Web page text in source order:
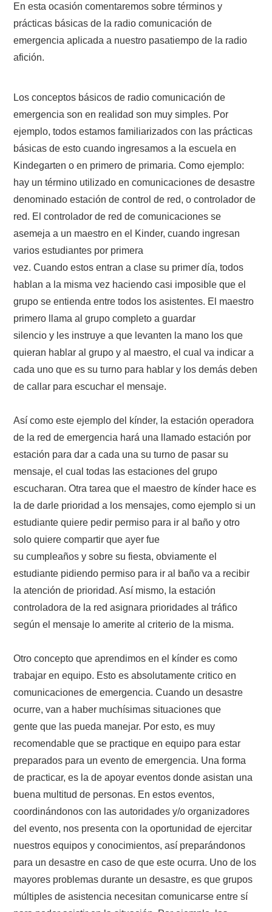
CONTACTO
HISTORIA DE LA RADIO
LA PULGA MERCANTE
LITERATURA DE LA RADIO
MIEMBROS ORIGINALES
MODOS DIGITALES
MORSE CW APRENDE Y MAS
PATROCINADORES
PLAN DE BANDAS DE
RADIOAFICIONADOS EN MEXICO
SALÓN DE LA FAMA DEL CRECJ
SOLICITUD DE INGRESO
SOTA Y POTA
W5WIN
WAVELOG
AUTENTIFICACIÓN DE MIEMBROS DEL
MUMLA APP ( MUY FÁCIL )
En esta ocasión comentaremos sobre términos y
prácticas básicas de la radio comunicación de
emergencia aplicada a nuestro pasatiempo de la radio
afición.
Los conceptos básicos de radio comunicación de
emergencia son en realidad son muy simples. Por
ejemplo, todos estamos familiarizados con las prácticas
básicas de esto cuando ingresamos a la escuela en
Kindegarten o en primero de primaria. Como ejemplo:
hay un término utilizado en comunicaciones de desastre
denominado estación de control de red, o controlador de
red. El controlador de red de comunicaciones se
asemeja a un maestro en el Kinder, cuando ingresan
varios estudiantes por primera
vez. Cuando estos entran a clase su primer día, todos
hablan a la misma vez haciendo casi imposible que el
grupo se entienda entre todos los asistentes. El maestro
primero llama al grupo completo a guardar
silencio y les instruye a que levanten la mano los que
quieran hablar al grupo y al maestro, el cual va indicar a
cada uno que es su turno para hablar y los demás deben
de callar para escuchar el mensaje.
Así como este ejemplo del kínder, la estación operadora
de la red de emergencia hará una llamado estación por
estación para dar a cada una su turno de pasar su
mensaje, el cual todas las estaciones del grupo
escucharan. Otra tarea que el maestro de kínder hace es
la de darle prioridad a los mensajes, como ejemplo si un
estudiante quiere pedir permiso para ir al baño y otro
solo quiere compartir que ayer fue
su cumpleaños y sobre su fiesta, obviamente el
estudiante pidiendo permiso para ir al baño va a recibir
la atención de prioridad. Así mismo, la estación
controladora de la red asignara prioridades al tráfico
según el mensaje lo amerite al criterio de la misma.
Otro concepto que aprendimos en el kínder es como
trabajar en equipo. Esto es absolutamente critico en
comunicaciones de emergencia. Cuando un desastre
ocurre, van a haber muchísimas situaciones que
gente que las pueda manejar. Por esto, es muy
recomendable que se practique en equipo para estar
preparados para un evento de emergencia. Una forma
de practicar, es la de apoyar eventos donde asistan una
buena multitud de personas. En estos eventos,
coordinándonos con las autoridades y/o organizadores
del evento, nos presenta con la oportunidad de ejercitar
nuestros equipos y conocimientos, así preparándonos
para un desastre en caso de que este ocurra. Uno de los
mayores problemas durante un desastre, es que grupos
múltiples de asistencia necesitan comunicarse entre sí